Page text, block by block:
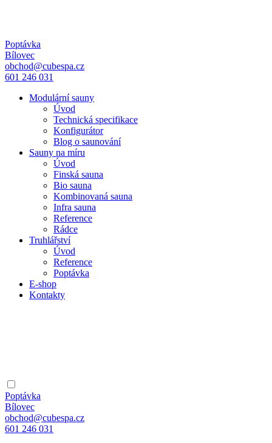
Poptávka
Bílovec
obchod@cubespa.cz
601 246 031
Modulární sauny
Úvod
Technická specifikace
Konfigurátor
Blog o saunování
Sauny na míru
Úvod
Finská sauna
Bio sauna
Kombinovaná sauna
Infra sauna
Reference
Rádce
Truhlářství
Úvod
Reference
Poptávka
E-shop
Kontakty
Poptávka
Bílovec
obchod@cubespa.cz
601 246 031